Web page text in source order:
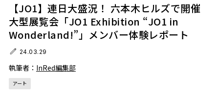
【JO1】連日大盛況！ 六本木ヒルズで開催
大型展覧会「JO1 Exhibition “JO1 in
Wonderland!”」メンバー体験レポート
24.03.29
執筆者： InRed編集部
アート